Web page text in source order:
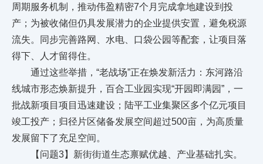
周期服务机制，推动伟盈精密7个月完成拿地建设到投
产；为被收储但仍具发展潜力的企业提供安置，避免税源
流失。同步完善路网、水电、口袋公园等配套，让项目落
得下、人才留得住。
通过这些举措，“老战场”正在焕发新活力：东河路沿
线城市形态焕新提升，百合工业园实现“开园即满园”，一
批战新项目项目迅速建设；陆平工业集聚区多个亿元项目
竣工投产；归径片区储备发展空间超过500亩，为高质量
发展留下了充足空间。
【问题3】新街街道生态禀赋优越、产业基础扎实。